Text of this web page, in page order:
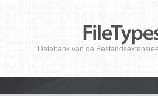
Databank van de